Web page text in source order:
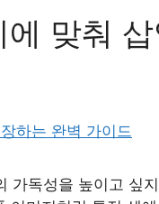
맞춰
가독성을 높이고 싶